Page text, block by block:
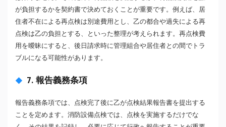
が負担するかを契約書で決めておくことが重要です。例えば、居
住者不在による再点検は別途費用とし、乙の都合や過失による再
点検は乙の負担とする、といった整理が考えられます。再点検費
用を曖昧にすると、後日請求時に管理組合や居住者との間でトラ
ブルになる可能性があります。
7. 報告義務条項
報告義務条項では、点検完了後に乙が点検結果報告書を提出する
ことを定めます。消防設備点検では、点検を実施するだけでな